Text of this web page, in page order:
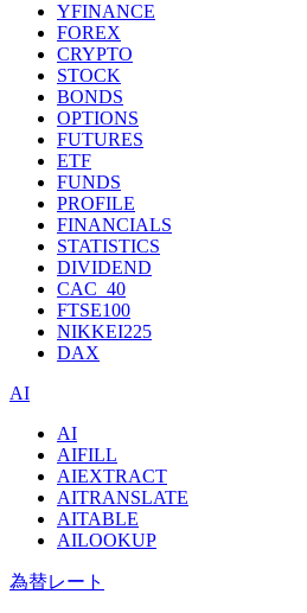
YFINANCE
FOREX
CRYPTO
STOCK
BONDS
OPTIONS
FUTURES
ETF
FUNDS
PROFILE
FINANCIALS
STATISTICS
DIVIDEND
CAC_40
FTSE100
NIKKEI225
DAX
AI
AI
AIFILL
AIEXTRACT
AITRANSLATE
AITABLE
AILOOKUP
為替レート